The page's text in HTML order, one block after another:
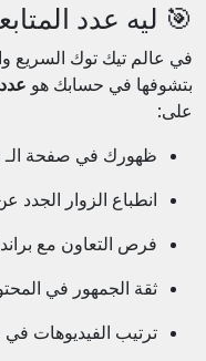
🎯 ليه عدد
في عالم تيك توك السريع
بتشوفها في حسابك هو
على:
ظهورك في صفحة الـ
انطباع الزوار الجدد
فرص التعاون مع
ثقة الجمهور في
ترتيب الفيديوهات